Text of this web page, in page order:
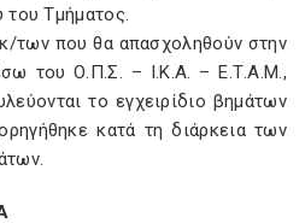
του Τμήματος.
των που θα απασχοληθούν στην
του Ο.Π.Σ. – Ι.Κ.Α. – Ε.Τ.Α.Μ.,
το εγχειρίδιο βημάτων
κατά τη διάρκεια των